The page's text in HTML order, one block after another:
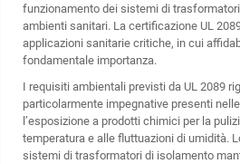
funzionamento dei sistemi di
ambienti sanitari. La certificazione UL
applicazioni sanitarie critiche, in cui
fondamentale importanza.
I requisiti ambientali previsti da UL 2089
particolarmente impegnative presenti
l’esposizione a prodotti chimici per la
temperatura e alle fluttuazioni di umidità.
sistemi di trasformatori di isolamento